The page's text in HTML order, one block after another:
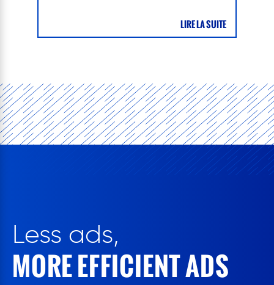
LIRE LA SUITE
Less ads,
MORE EFFICIENT ADS